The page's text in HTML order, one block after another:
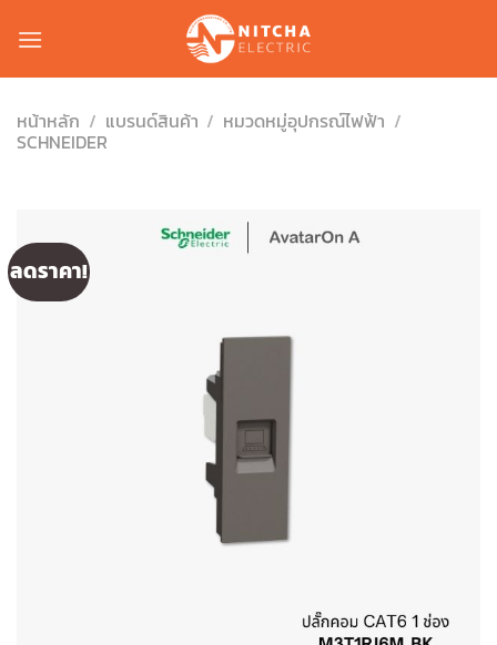
หน้าหลัก / แบรนด์สินค้า / หมวดหมู่อุปกรณ์ไฟฟ้า /
SCHNEIDER
ลดราคา!